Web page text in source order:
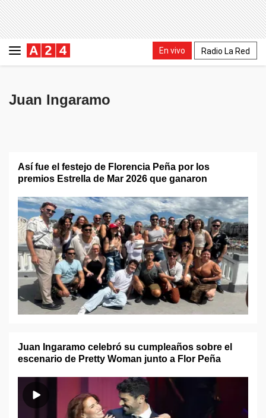
En vivo Radio La Red
Juan Ingaramo
Así fue el festejo de Florencia Peña por los
premios Estrella de Mar 2026 que ganaron
Juan Ingaramo celebró su cumpleaños sobre el
escenario de Pretty Woman junto a Flor Peña